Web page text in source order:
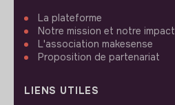
La plateforme
Notre mission et notre impact
L'association makesense
Proposition de partenariat
LIENS UTILES